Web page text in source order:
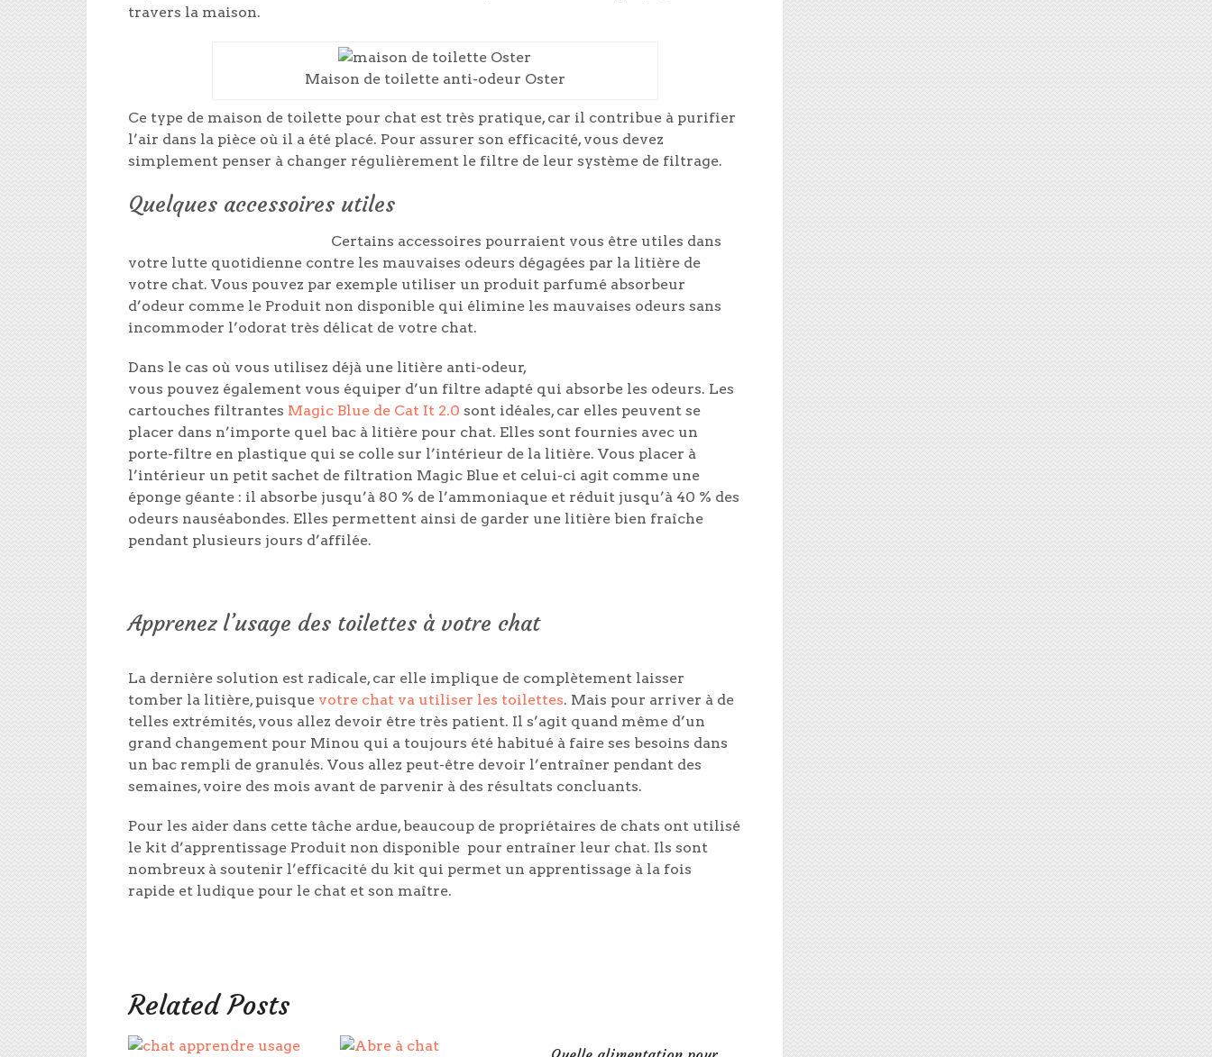
travers la maison.
Maison de toilette anti-odeur Oster
Ce type de maison de toilette pour chat est très pratique, car il contribue à purifier
l’air dans la pièce où il a été placé. Pour assurer son efficacité, vous devez
simplement penser à changer régulièrement le filtre de leur système de filtrage.
Quelques accessoires utiles
Certains accessoires pourraient vous être utiles dans
votre lutte quotidienne contre les mauvaises odeurs dégagées par la litière de
votre chat. Vous pouvez par exemple utiliser un produit parfumé absorbeur
d’odeur comme le Produit non disponible qui élimine les mauvaises odeurs sans
incommoder l’odorat très délicat de votre chat.
Dans le cas où vous utilisez déjà une litière anti-odeur,
vous pouvez également vous équiper d’un filtre adapté qui absorbe les odeurs. Les
cartouches filtrantes Magic Blue de Cat It 2.0 sont idéales, car elles peuvent se
placer dans n’importe quel bac à litière pour chat. Elles sont fournies avec un
porte-filtre en plastique qui se colle sur l’intérieur de la litière. Vous placer à
l’intérieur un petit sachet de filtration Magic Blue et celui-ci agit comme une
éponge géante : il absorbe jusqu’à 80 % de l’ammoniaque et réduit jusqu’à 40 % des
odeurs nauséabondes. Elles permettent ainsi de garder une litière bien fraîche
pendant plusieurs jours d’affilée.
Apprenez l’usage des toilettes à votre chat
La dernière solution est radicale, car elle implique de complètement laisser
tomber la litière, puisque votre chat va utiliser les toilettes. Mais pour arriver à de
telles extrémités, vous allez devoir être très patient. Il s’agit quand même d’un
grand changement pour Minou qui a toujours été habitué à faire ses besoins dans
un bac rempli de granulés. Vous allez peut-être devoir l’entraîner pendant des
semaines, voire des mois avant de parvenir à des résultats concluants.
Pour les aider dans cette tâche ardue, beaucoup de propriétaires de chats ont utilisé
le kit d’apprentissage Produit non disponible pour entraîner leur chat. Ils sont
nombreux à soutenir l’efficacité du kit qui permet un apprentissage à la fois
rapide et ludique pour le chat et son maître.
Related Posts